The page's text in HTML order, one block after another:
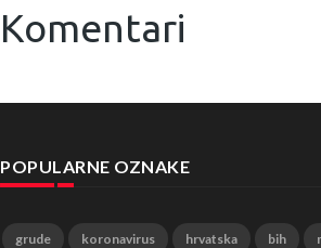
Komentari
POPULARNE OZNAKE
grude koronavirus hrvatska bih